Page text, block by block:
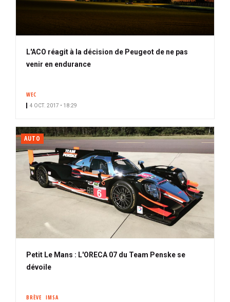
L'ACO réagit à la décision de Peugeot de ne pas
venir en endurance
WEC
4 OCT. 2017 • 18:29
AUTO
Petit Le Mans : L'ORECA 07 du Team Penske se
dévoile
BRÈVE IMSA